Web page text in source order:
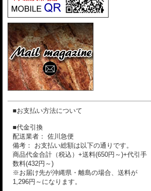
■お支払い方法について
■代金引換
配送業者： 佐川急便
備考： お支払い総額は以下の通りです。
商品代金合計（税込）+送料(650円～)+代引手
数料(432円～)
※お届け先が沖縄県・離島の場合、送料が
1,296円～になります。